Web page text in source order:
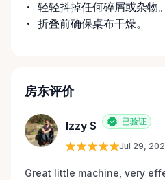
轻轻抖掉任何碎屑或杂物。
折叠前确保桌布干燥。
房东评价
Izzy S 已验证
Jul 29,
Great little machine, very